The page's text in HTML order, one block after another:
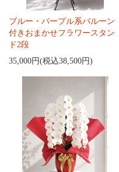
ブルー・パープル系バルーン
付きおまかせフラワースタン
ド2段
35,000円(税込38,500円)